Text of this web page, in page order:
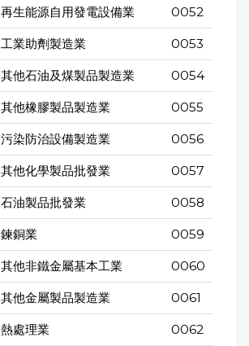
再生能源自用發電設備業 0052
工業助劑製造業 0053
其他石油及煤製品製造業 0054
其他橡膠製品製造業 0055
污染防治設備製造業 0056
其他化學製品批發業 0057
石油製品批發業 0058
鍊銅業 0059
其他非鐵金屬基本工業 0060
其他金屬製品製造業 0061
熱處理業 0062